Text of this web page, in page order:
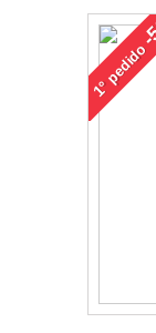
1°
pedido
-